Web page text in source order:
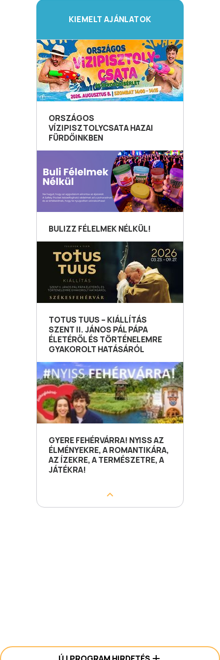
KIEMELT AJÁNLATOK
ORSZÁGOS
VÍZIPISZTOLYCSATA HAZAI
FÜRDŐINKBEN
BULIZZ FÉLELMEK NÉLKÜL!
TOTUS TUUS – KIÁLLÍTÁS
SZENT II. JÁNOS PÁL PÁPA
ÉLETÉRŐL ÉS TÖRTÉNELEMRE
GYAKOROLT HATÁSÁRÓL
GYERE FEHÉRVÁRRA! NYISS AZ
ÉLMÉNYEKRE, A ROMANTIKÁRA,
AZ ÍZEKRE, A TERMÉSZETRE, A
JÁTÉKRA!